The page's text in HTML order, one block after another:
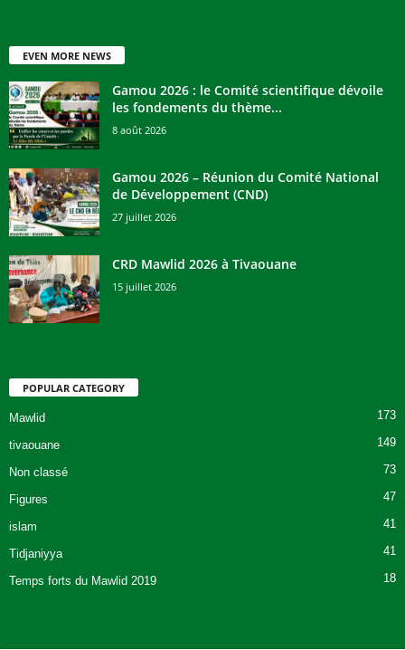
EVEN MORE NEWS
Gamou 2026 : le Comité scientifique dévoile
les fondements du thème...
8 août 2026
Gamou 2026 – Réunion du Comité National
de Développement (CND)
27 juillet 2026
CRD Mawlid 2026 à Tivaouane
15 juillet 2026
POPULAR CATEGORY
Mawlid 173
tivaouane 149
Non classé 73
Figures 47
islam 41
Tidjaniyya 41
Temps forts du Mawlid 2019 18